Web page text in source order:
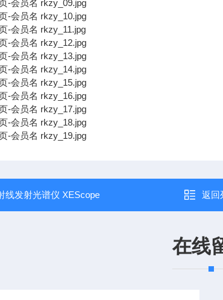
线发射光谱仪 XEScope 返回
在线